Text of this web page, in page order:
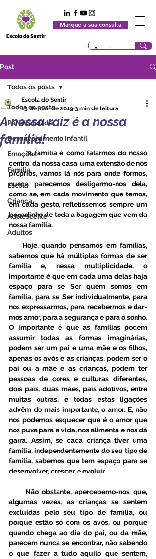
Marque a sua consulta
Post
Todos os posts
Parentalidade
Desenvolvimento Infantil
Emoções
Família
Escola
Criança
Adolescente
Adultos
Todos os posts
A nossa raíz é a nossa
família!
Escola do Sentir
15 de mai. de 2019 3 min de leitura
       A família é como falarmos do nosso
centro, da nossa casa, uma extensão de nós
próprios, vamos lá nós para onde formos,
nunca parecemos desligarmo-nos dela,
como se, em cada movimento que temos,
em cada gesto, refletíssemos sempre um
bocadinho de toda a bagagem que vem da
nossa família.
sabemos que há múltiplas formas de ser
família e, nessa multiplicidade, o
importante é que em cada uma delas haja
espaço para se Ser quem somos em
família, para se Ser individualmente, para
nos expressarmos, para recebermos e dar-
mos amor, para a segurança e para o sonho.
O importante é que as famílias podem
assumir todas as formas imaginárias,
podem ser um pai e uma mãe e os filhos,
apenas os avós e as crianças, podem ser o
pai ou a mãe e as crianças, podem ter
pessoas de cores e culturas diferentes,
dois pais, duas mães, pais adotivos, entre
muitas outras, e todas estas ligações
advêm do mais importante, o amor. E, não
nos podemos esquecer que é o amor que
nos puxa para a vida, nos alimenta e nos dá
garra. Assim, se cada criança tiver uma
família, independentemente do seu tipo de
família, sabemos que tem espaço para se
desenvolver, crescer, e evoluir.
algumas vezes, as crianças se sentem
excluídas pelo seu tipo de família, ou
porque estão só com os avós, ou porque
quando chega ao dia do pai, ou da mãe,
parecem nunca se encontrar, não sabendo
o que fazer a tudo aquilo que sentem,